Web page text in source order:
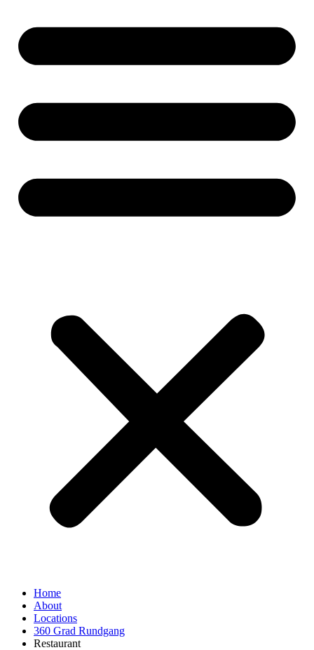
Home
About
Locations
360 Grad Rundgang
Restaurant